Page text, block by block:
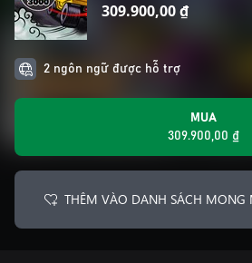
309.900,00 ₫
2 ngôn ngữ được hỗ trợ
MUA
309.900,00 ₫
THÊM VÀO DANH SÁCH MONG